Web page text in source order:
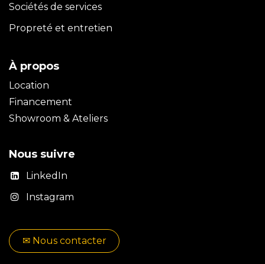
Sociétés de services
Propreté et entretien
À propos
Location
Financement
Showroom & Ateliers
Nous suivre
LinkedIn
Instagram
✉​​ No​​​​us contacter